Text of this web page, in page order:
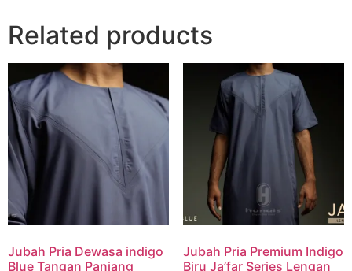
Related products
Jubah Pria Dewasa indigo
Blue Tangan Panjang
Jubah Pria Premium Indigo
Biru Ja’far Series Lengan